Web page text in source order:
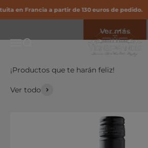
Ir al contenido
Francia a partir de 130 euros de pedido.
Abrir menú de navegación
Abrir búsqueda
Vignes Des Andes
Ver más
¡Productos que te harán feliz!
Ver todo